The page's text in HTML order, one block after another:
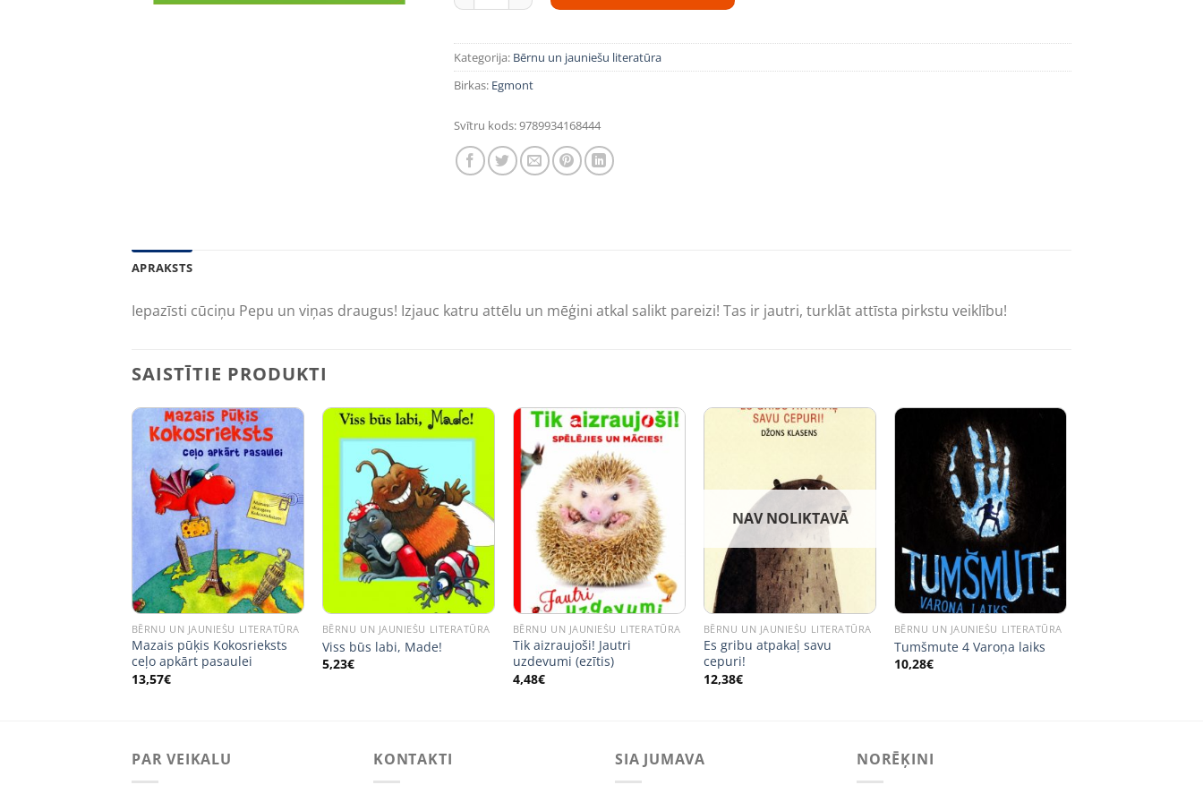
Kategorija: Bērnu un jauniešu literatūra
Birkas: Egmont
Svītru kods:9789934168444
APRAKSTS
Iepazīsti cūciņu Pepu un viņas draugus! Izjauc katru attēlu un mēģini atkal salikt pareizi! Tas ir jautri, turklāt attīsta pirkstu veiklību!
SAISTĪTIE PRODUKTI
BĒRNU UN JAUNIEŠU LITERATŪRA
Mazais pūķis Kokosrieksts
ceļo apkārt pasaulei
13,57€
BĒRNU UN JAUNIEŠU LITERATŪRA
Viss būs labi, Made!
5,23€
BĒRNU UN JAUNIEŠU LITERATŪRA
Tik aizraujoši! Jautri
uzdevumi (ezītis)
4,48€
NAV NOLIKTAVĀ
BĒRNU UN JAUNIEŠU LITERATŪRA
Es gribu atpakaļ savu
cepuri!
12,38€
BĒRNU UN JAUNIEŠU LITERATŪRA
Tumšmute 4 Varoņa laiks
10,28€
PAR VEIKALU KONTAKTI SIA JUMAVA NORĒĶINI